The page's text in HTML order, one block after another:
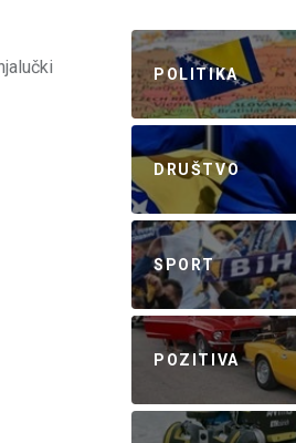
POLITIKA
DRUŠTVO
SPORT
POZITIVA